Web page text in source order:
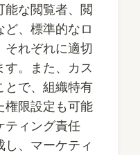
能な閲覧者、閲
、標準的なロ
それぞれに適切
す。また、カス
とで、組織特有
権限設定も可能
ティング責任
、マーケティ